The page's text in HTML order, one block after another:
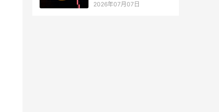
2026年07月07日